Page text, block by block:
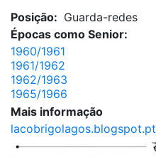
Posição: Guarda-redes
Épocas como Senior:
1960/1961
1961/1962
1962/1963
1965/1966
Mais informação
lacobrigolagos.blogspot.pt